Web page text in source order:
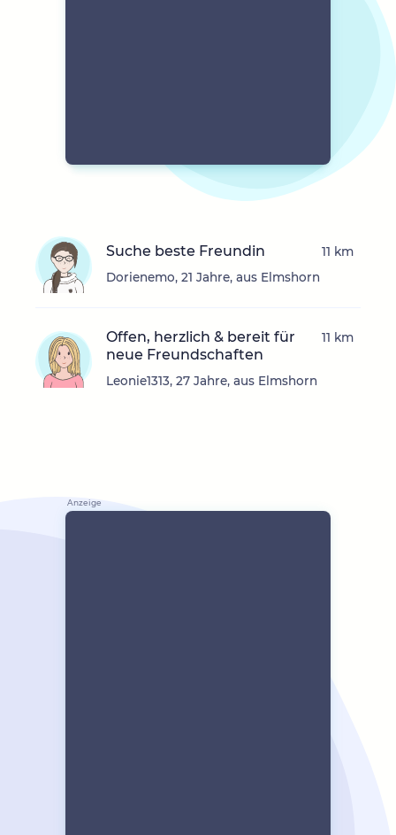
Suche beste Freundin
Dorienemo, 21 Jahre, aus Elmshorn
11 km
Offen, herzlich & bereit für
neue Freundschaften
Leonie1313, 27 Jahre, aus Elmshorn
11 km